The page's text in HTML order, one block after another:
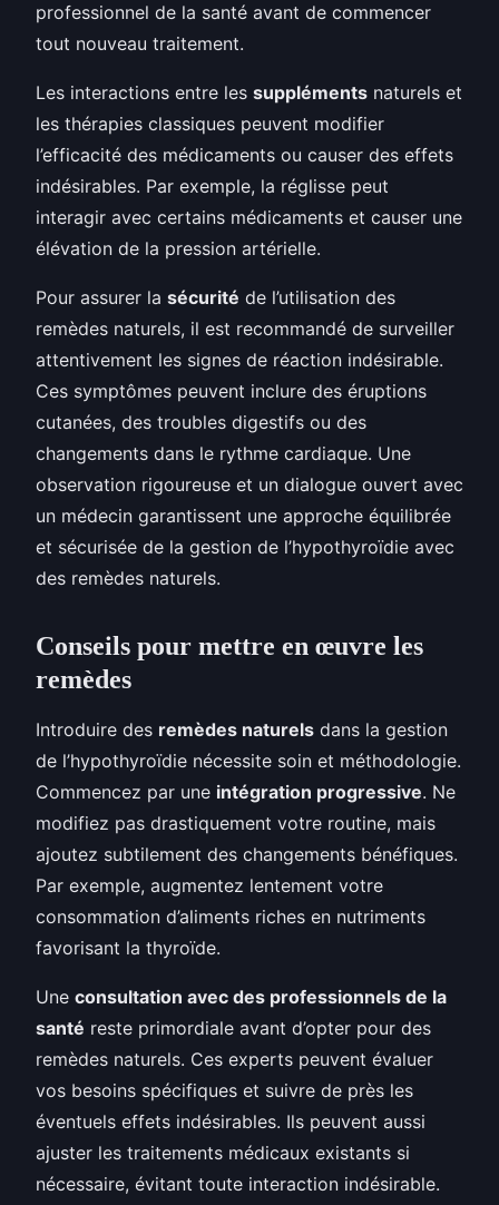
professionnel de la santé avant de commencer
tout nouveau traitement.
Les interactions entre les suppléments naturels et
les thérapies classiques peuvent modifier
l’efficacité des médicaments ou causer des effets
indésirables. Par exemple, la réglisse peut
interagir avec certains médicaments et causer une
élévation de la pression artérielle.
Pour assurer la sécurité de l’utilisation des
remèdes naturels, il est recommandé de surveiller
attentivement les signes de réaction indésirable.
Ces symptômes peuvent inclure des éruptions
cutanées, des troubles digestifs ou des
changements dans le rythme cardiaque. Une
observation rigoureuse et un dialogue ouvert avec
un médecin garantissent une approche équilibrée
et sécurisée de la gestion de l’hypothyroïdie avec
des remèdes naturels.
Conseils pour mettre en œuvre les
remèdes
Introduire des remèdes naturels dans la gestion
de l’hypothyroïdie nécessite soin et méthodologie.
Commencez par une intégration progressive. Ne
modifiez pas drastiquement votre routine, mais
ajoutez subtilement des changements bénéfiques.
Par exemple, augmentez lentement votre
consommation d’aliments riches en nutriments
favorisant la thyroïde.
Une consultation avec des professionnels de la
santé reste primordiale avant d’opter pour des
remèdes naturels. Ces experts peuvent évaluer
vos besoins spécifiques et suivre de près les
éventuels effets indésirables. Ils peuvent aussi
ajuster les traitements médicaux existants si
nécessaire, évitant toute interaction indésirable.